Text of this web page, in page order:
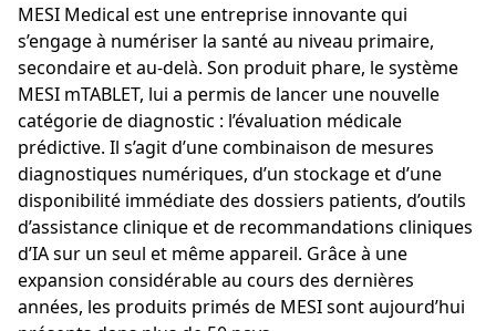
MESI Medical est une entreprise innovante qui
s’engage à numériser la santé au niveau primaire,
secondaire et au-delà. Son produit phare, le système
MESI mTABLET, lui a permis de lancer une nouvelle
catégorie de diagnostic : l’évaluation médicale
prédictive. Il s’agit d’une combinaison de mesures
diagnostiques numériques, d’un stockage et d’une
disponibilité immédiate des dossiers patients, d’outils
d’assistance clinique et de recommandations cliniques
d’IA sur un seul et même appareil. Grâce à une
expansion considérable au cours des dernières
années, les produits primés de MESI sont aujourd’hui